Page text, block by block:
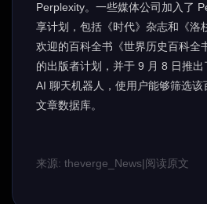
Perplexity。一些媒体公司加入了
享计划，包括《时代》杂志和《洛
欢迎的百科全书《世界历史百科全
的出版者计划，并于 9 月 8 日推
AI 聊天机器人，使用户能够筛选
文章数据库。
来源: theverge_News|阅读原文